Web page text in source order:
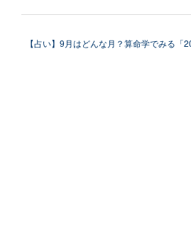
【占い】9月はどんな月？算命学でみる